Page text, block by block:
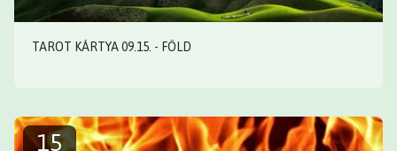
TAROT KÁRTYA 09.15. - FÖLD
15